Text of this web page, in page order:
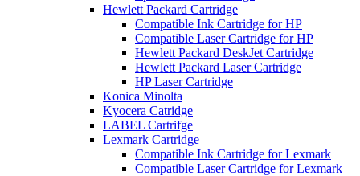
Hewlett Packard Cartridge
Compatible Ink Cartridge for HP
Compatible Laser Cartridge for HP
Hewlett Packard DeskJet Cartridge
Hewlett Packard Laser Cartridge
HP Laser Cartridge
Konica Minolta
Kyocera Catridge
LABEL Cartrifge
Lexmark Cartridge
Compatible Ink Cartridge for Lexmark
Compatible Laser Cartridge for Lexmark